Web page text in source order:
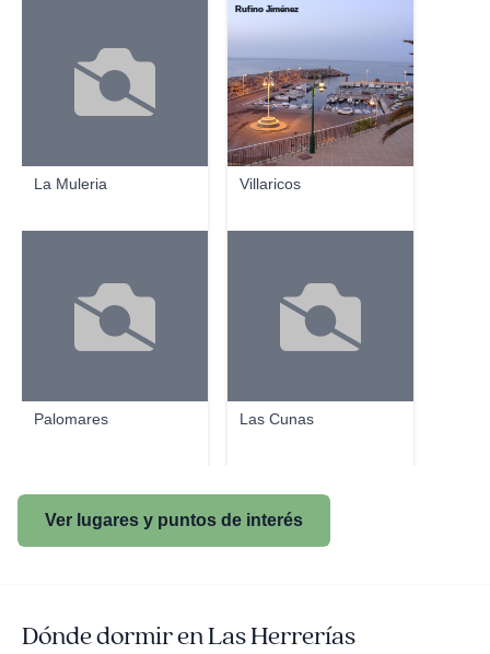
La Muleria Villaricos
Rufino Jiménez
Palomares Las Cunas
Ver lugares y puntos de interés
Dónde dormir en Las Herrerías